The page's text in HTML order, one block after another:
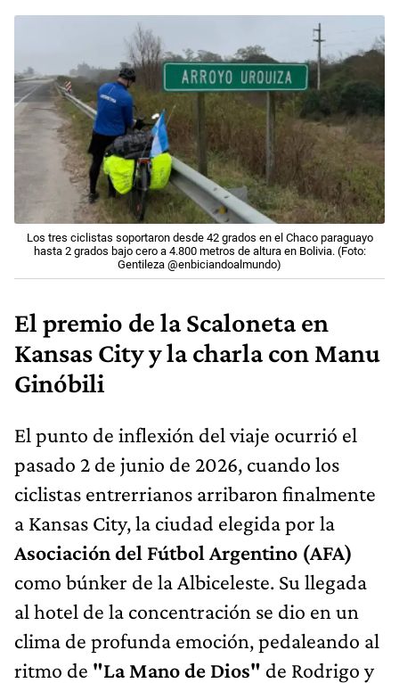
Los tres ciclistas soportaron desde 42 grados en el Chaco paraguayo
hasta 2 grados bajo cero a 4.800 metros de altura en Bolivia. (Foto:
Gentileza @enbiciandoalmundo)
El premio de la Scaloneta en
Kansas City y la charla con Manu
Ginóbili
El punto de inflexión del viaje ocurrió el
pasado 2 de junio de 2026, cuando los
ciclistas entrerrianos arribaron finalmente
a Kansas City, la ciudad elegida por la
Asociación del Fútbol Argentino (AFA)
como búnker de la Albiceleste. Su llegada
al hotel de la concentración se dio en un
clima de profunda emoción, pedaleando al
ritmo de "La Mano de Dios" de Rodrigo y